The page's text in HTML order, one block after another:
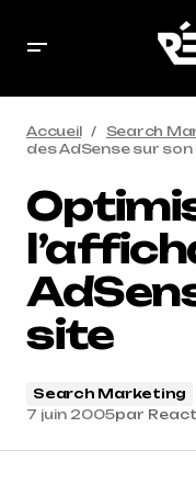
Accueil Search
des AdSense sur son
site
Search Marketing
7 juin 2005par